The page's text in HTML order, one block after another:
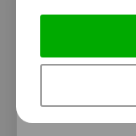
Winnaar
Decora
Facebook actie
Van onze
5 mei 2025